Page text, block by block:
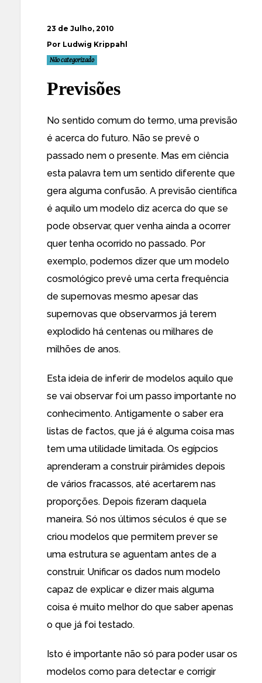
23 de Julho, 2010
Por Ludwig Krippahl
Não categorizado
Previsões
No sentido comum do termo, uma previsão
é acerca do futuro. Não se prevê o
passado nem o presente. Mas em ciência
esta palavra tem um sentido diferente que
gera alguma confusão. A previsão científica
é aquilo um modelo diz acerca do que se
pode observar, quer venha ainda a ocorrer
quer tenha ocorrido no passado. Por
exemplo, podemos dizer que um modelo
cosmológico prevê uma certa frequência
de supernovas mesmo apesar das
supernovas que observarmos já terem
explodido há centenas ou milhares de
milhões de anos.
Esta ideia de inferir de modelos aquilo que
se vai observar foi um passo importante no
conhecimento. Antigamente o saber era
listas de factos, que já é alguma coisa mas
tem uma utilidade limitada. Os egípcios
aprenderam a construir pirâmides depois
de vários fracassos, até acertarem nas
proporções. Depois fizeram daquela
maneira. Só nos últimos séculos é que se
criou modelos que permitem prever se
uma estrutura se aguentam antes de a
construir. Unificar os dados num modelo
capaz de explicar e dizer mais alguma
coisa é muito melhor do que saber apenas
o que já foi testado.
Isto é importante não só para poder usar os
modelos como para detectar e corrigir